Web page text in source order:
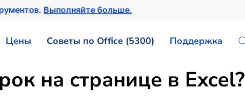
Выполняйте больше.
Цены Советы по Office (5300) Поддержка
на странице в Excel?